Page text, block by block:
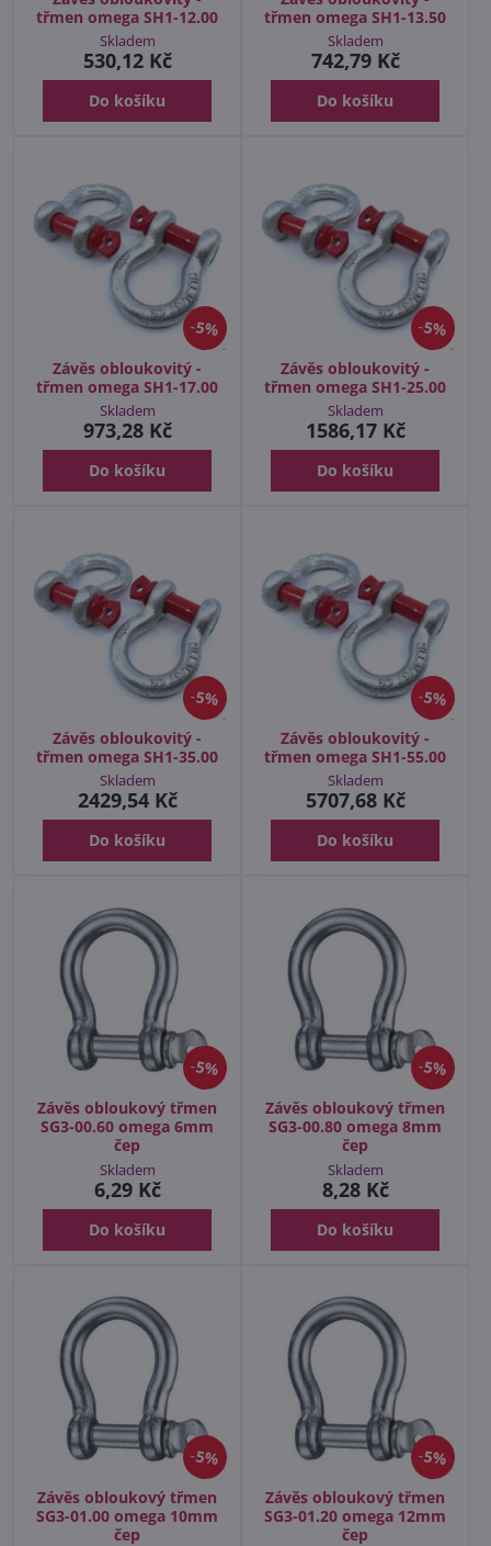
třmen omega SH1-12.00
Skladem
530,12 Kč
Do košíku
třmen omega SH1-13.50
Skladem
742,79 Kč
Do košíku
5%
Závěs obloukovitý -
třmen omega SH1-17.00
Skladem
973,28 Kč
Do košíku
5%
Závěs obloukovitý -
třmen omega SH1-25.00
Skladem
1586,17 Kč
Do košíku
5%
Závěs obloukovitý -
třmen omega SH1-35.00
Skladem
2429,54 Kč
Do košíku
5%
Závěs obloukovitý -
třmen omega SH1-55.00
Skladem
5707,68 Kč
Do košíku
5%
Závěs obloukový třmen
SG3-00.60 omega 6mm
čep
Skladem
6,29 Kč
Do košíku
5%
Závěs obloukový třmen
SG3-00.80 omega 8mm
čep
Skladem
8,28 Kč
Do košíku
5%
Závěs obloukový třmen
SG3-01.00 omega 10mm
čep
5%
Závěs obloukový třmen
SG3-01.20 omega 12mm
čep